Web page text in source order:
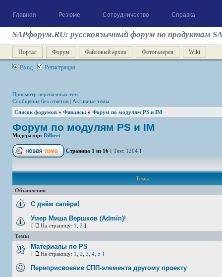
Главная Резюме Сотрудничество Справка
SAPфорум.RU: русскоязычный форум по продуктам
Портал Форум Файловый архив Фотогалерея Wiki
Вход Регистрация
Просмотр нерешенных тем
Сообщения без ответов | Активные темы
Список форумов » Финансы » Форум по модулям PS и IM
Форум по модулям PS и IM
Модератор: Dilbert
Страница 1 из 16 [ Тем: 1204 ]
Темы
Объявления
С днём сапёра!
Умер Миша Вершков (Admin)!
[ На страницу: 1 2 ]
Темы
Материалы по PS
[ На страницу: 1 2 3 4 5 ]
Переприсвоение СПП-элемента другому проекту